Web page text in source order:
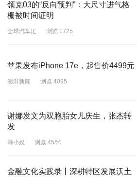
领克03的“反向预判”：大尺寸进气格
栅被时间证明
全球汽车汇 浏览 1725
苹果发布iPhone 17e，起售价4499元
澎湃新闻 浏览 4095
谢娜发文为双胞胎女儿庆生，张杰转
发
韩小娱 浏览 4554
金融文化实践录丨深耕特区发展沃土